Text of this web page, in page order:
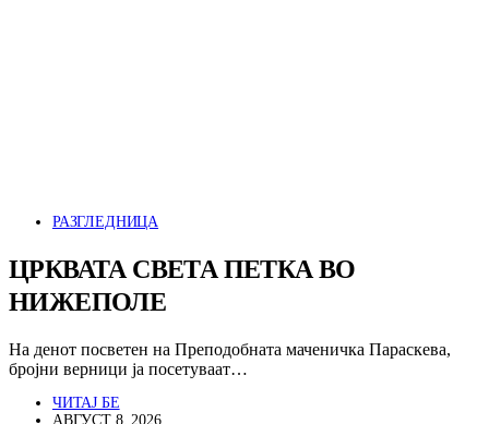
РАЗГЛЕДНИЦА
ЦРКВАТА СВЕТА ПЕТКА ВО
НИЖЕПОЛЕ
На денот посветен на Преподобната маченичка Параскева,
бројни верници ја посетуваат…
ЧИТАЈ БЕ
АВГУСТ 8, 2026